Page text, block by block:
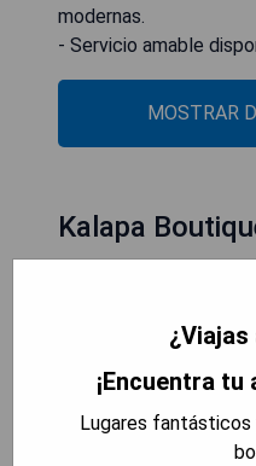
modernas.
- Servicio amable
MOSTRAR
Kalapa
¿Viajas
¡Encuentra
Lugares